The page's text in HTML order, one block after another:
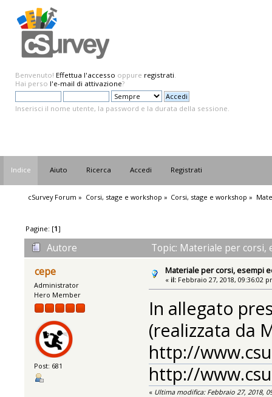
Benvenuto! Effettua l'accesso oppure registrati.
Hai perso l'e-mail di attivazione?
Inserisci il nome utente, la password e la durata della sessione.
Indice Aiuto Ricerca Accedi Registrati
cSurvey Forum » Corsi, stage e workshop » Corsi, stage e workshop »
Pagine: [1]
Autore
Topic: Materiale per
cepe
Administrator
Hero Member
Post: 681
Materiale per corsi, esempi
« il: Febbraio 27, 2018, 09:36:02
In allegato
(realizzata da
http://
http://
« Ultima modifica: Febbraio 27, 2018,